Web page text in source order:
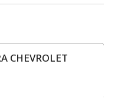
CHEVROLET